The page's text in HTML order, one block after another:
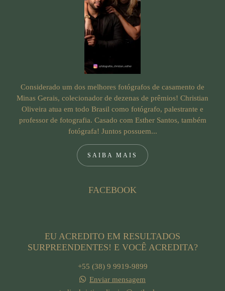
Considerado um dos melhores fotógrafos de casamento de
Minas Gerais, colecionador de dezenas de prêmios! Christian
Oliveira atua em todo Brasil como fotógrafo, palestrante e
professor de fotografia. Casado com Esther Santos, também
fotógrafa! Juntos possuem...
SAIBA MAIS
FACEBOOK
EU ACREDITO EM RESULTADOS
SURPREENDENTES! E VOCÊ ACREDITA?
+55 (38) 9 9919-9899
Enviar mensagem